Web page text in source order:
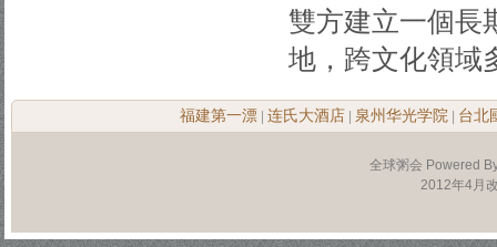
雙方建立一個長
地，跨文化領域
福建第一漂 连氏大酒店 泉州华光学院 台北
全球粥会 Powered
2012年4月